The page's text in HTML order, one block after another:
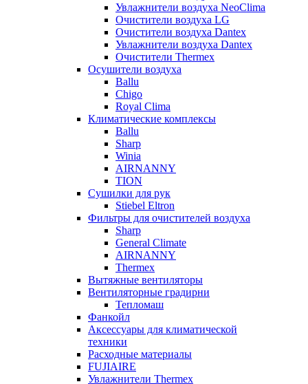
Увлажнители воздуха NeoClima
Очистители воздуха LG
Очистители воздуха Dantex
Увлажнители воздуха Dantex
Очистители Thermex
Осушители воздуха
Ballu
Chigo
Royal Clima
Климатические комплексы
Ballu
Sharp
Winia
AIRNANNY
TION
Сушилки для рук
Stiebel Eltron
Фильтры для очистителей воздуха
Sharp
General Climate
AIRNANNY
Thermex
Вытяжные вентиляторы
Вентиляторные градирни
Тепломаш
Фанкойл
Аксессуары для климатической
техники
Расходные материалы
FUJIAIRE
Увлажнители Thermex